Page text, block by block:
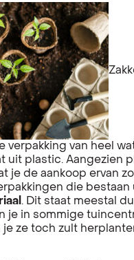
verpakking van heel
uit plastic. Aangezien
je de aankoop ervan
die bestaan
. Dit staat meestal
je in sommige
ze toch zult